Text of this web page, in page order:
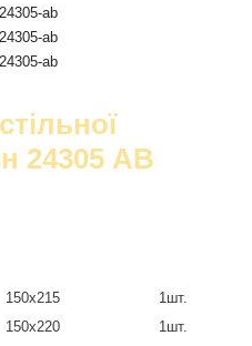
24305 AB
150х215
1шт.
150х220
1шт.